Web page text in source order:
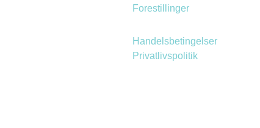
Forestillinger
Handelsbetingelser
Privatlivspolitik